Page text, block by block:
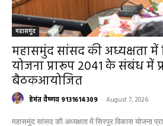
महासमुंद
महासमुंद सांसद की अध्यक्षता में
योजना प्रारूप 2041 के संबंध में
बैठकआयोजित
हेमंत वैष्णव 9131614309 - August 7, 2026
महासमुंद सांसद की अध्यक्षता में सिरपुर विकास योजना